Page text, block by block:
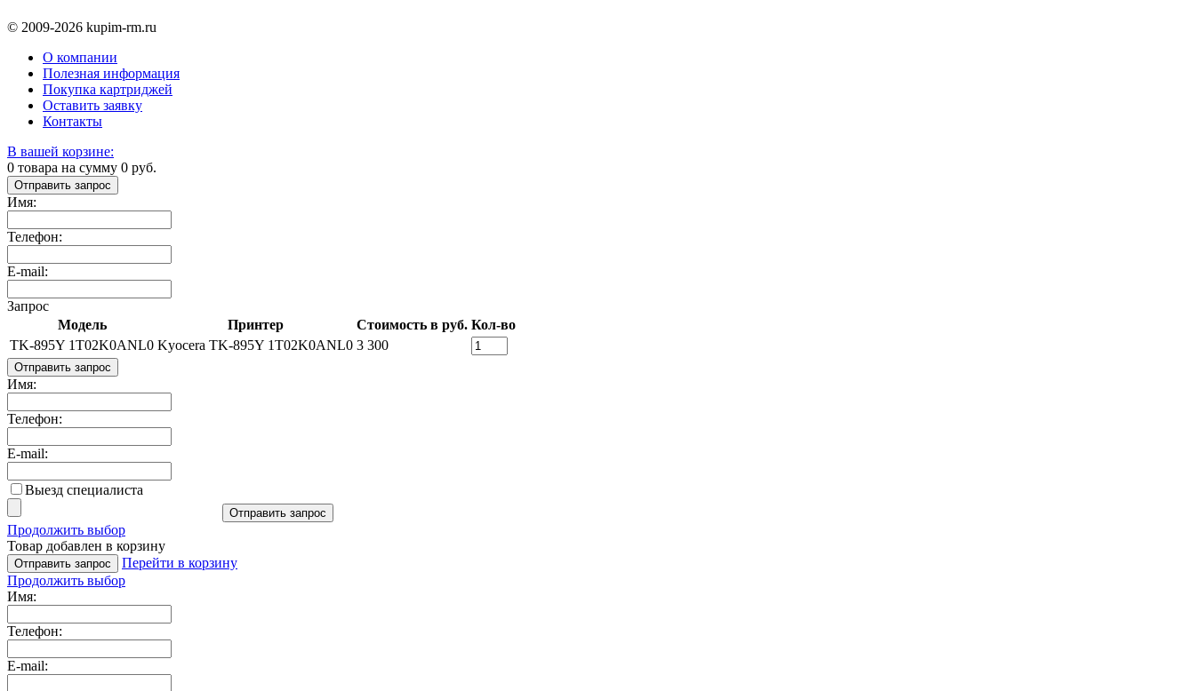
© 2009-2026 kupim-rm.ru
О компании
Полезная информация
Покупка картриджей
Оставить заявку
Контакты
В вашей корзине:
0 товара на сумму 0 руб.
Отправить запрос
Имя:
Телефон:
E-mail:
Запрос
Модель
Принтер Стоимость в руб. Кол-во
TK-895Y 1T02K0ANL0 Kyocera TK-895Y 1T02K0ANL0 3 300
Отправить запрос
Имя:
Телефон:
E-mail:
Выезд специалиста
Отправить запрос
Продолжить выбор
Товар добавлен в корзину
Отправить запрос
Перейти в корзину
Продолжить выбор
Имя:
Телефон:
E-mail: